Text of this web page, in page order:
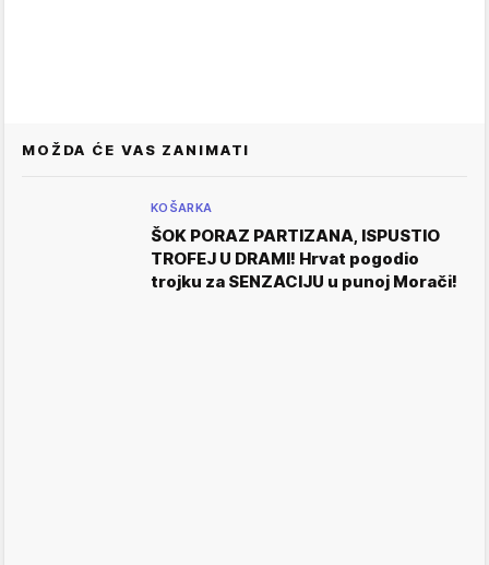
MOŽDA ĆE VAS ZANIMATI
KOŠARKA
ŠOK PORAZ PARTIZANA, ISPUSTIO
TROFEJ U DRAMI! Hrvat pogodio
trojku za SENZACIJU u punoj Morači!